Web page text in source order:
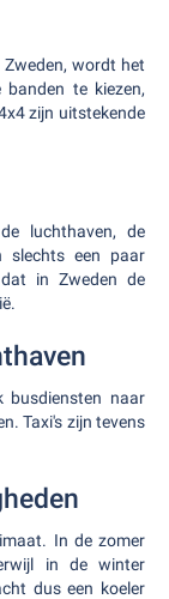
wordt het
te kiezen,
zijn uitstekende
luchthaven, de
slechts een paar
in Zweden de
busdiensten naar
Taxi's zijn tevens
In de zomer
in de winter
dus een koeler